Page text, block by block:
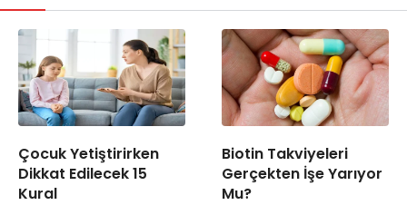
Çocuk Yetiştirirken
Dikkat Edilecek 15
Kural
Biotin Takviyeleri
Gerçekten İşe Yarıyor
Mu?